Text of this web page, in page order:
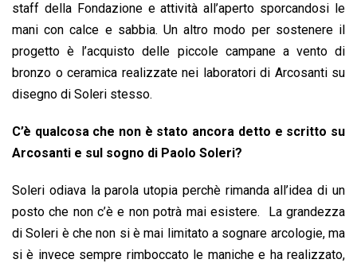
staff della Fondazione e attività all’aperto sporcandosi le
mani con calce e sabbia. Un altro modo per sostenere il
progetto è l’acquisto delle piccole campane a vento di
bronzo o ceramica realizzate nei laboratori di Arcosanti su
disegno di Soleri stesso.
C’è qualcosa che non è stato ancora detto e scritto su
Arcosanti e sul sogno di Paolo Soleri?
Soleri odiava la parola utopia perchè rimanda all’idea di un
posto che non c’è e non potrà mai esistere. La grandezza
di Soleri è che non si è mai limitato a sognare arcologie, ma
si è invece sempre rimboccato le maniche e ha realizzato,